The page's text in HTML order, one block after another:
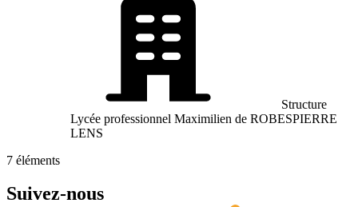
Structure
Lycée professionnel Maximilien de ROBESPIERRE
LENS
7 éléments
Suivez-nous